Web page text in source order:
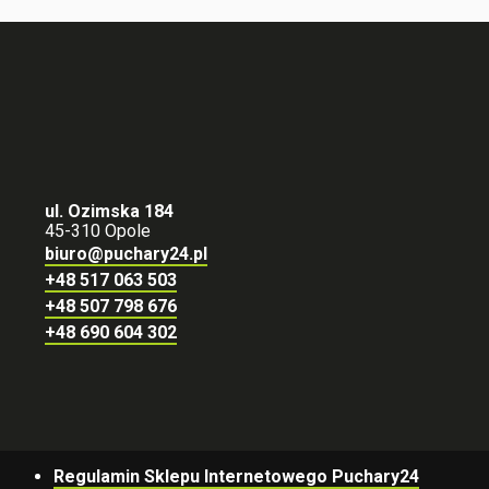
ul. Ozimska 184
45-310 Opole
biuro@puchary24.pl
+48 517 063 503
+48 507 798 676
+48 690 604 302
Regulamin Sklepu Internetowego Puchary24